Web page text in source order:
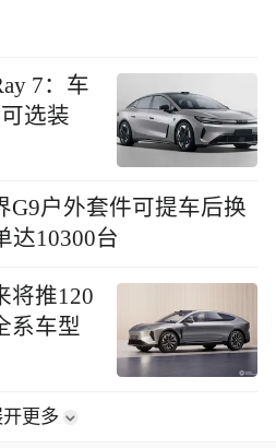
7：车
选装
G9户外套件可提车后换
达10300台
将推120
系车型
开更多